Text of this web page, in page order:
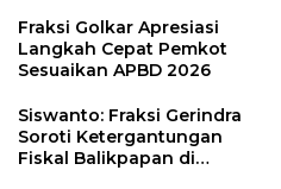
Pengawasan Belanja
Modal
Fraksi Golkar Apresiasi
Langkah Cepat Pemkot
Sesuaikan APBD 2026
Siswanto: Fraksi Gerindra
Soroti Ketergantungan
Fiskal Balikpapan di